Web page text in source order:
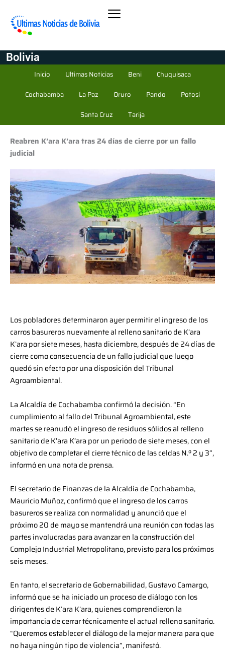
Bolivia
Inicio Ultimas Noticias Beni
Chuquisaca
Cochabamba
La Paz Oruro Pando
Potosí
Santa Cruz
Tarija
Reabren K’ara K’ara tras 24 días de cierre por un fallo
judicial
Los pobladores determinaron ayer permitir el ingreso de los
carros basureros nuevamente al relleno sanitario de K’ara
K’ara por siete meses, hasta diciembre, después de 24 días de
cierre como consecuencia de un fallo judicial que luego
quedó sin efecto por una disposición del Tribunal
Agroambiental.
La Alcaldía de Cochabamba confirmó la decisión. “En
cumplimiento al fallo del Tribunal Agroambiental, este
martes se reanudó el ingreso de residuos sólidos al relleno
sanitario de K’ara K’ara por un periodo de siete meses, con el
objetivo de completar el cierre técnico de las celdas N.º 2 y 3”,
informó en una nota de prensa.
El secretario de Finanzas de la Alcaldía de Cochabamba,
Mauricio Muñoz, confirmó que el ingreso de los carros
basureros se realiza con normalidad y anunció que el
próximo 20 de mayo se mantendrá una reunión con todas las
partes involucradas para avanzar en la construcción del
Complejo Industrial Metropolitano, previsto para los próximos
seis meses.
En tanto, el secretario de Gobernabilidad, Gustavo Camargo,
informó que se ha iniciado un proceso de diálogo con los
dirigentes de K’ara K’ara, quienes comprendieron la
importancia de cerrar técnicamente el actual relleno sanitario.
“Queremos establecer el diálogo de la mejor manera para que
no haya ningún tipo de violencia”, manifestó.